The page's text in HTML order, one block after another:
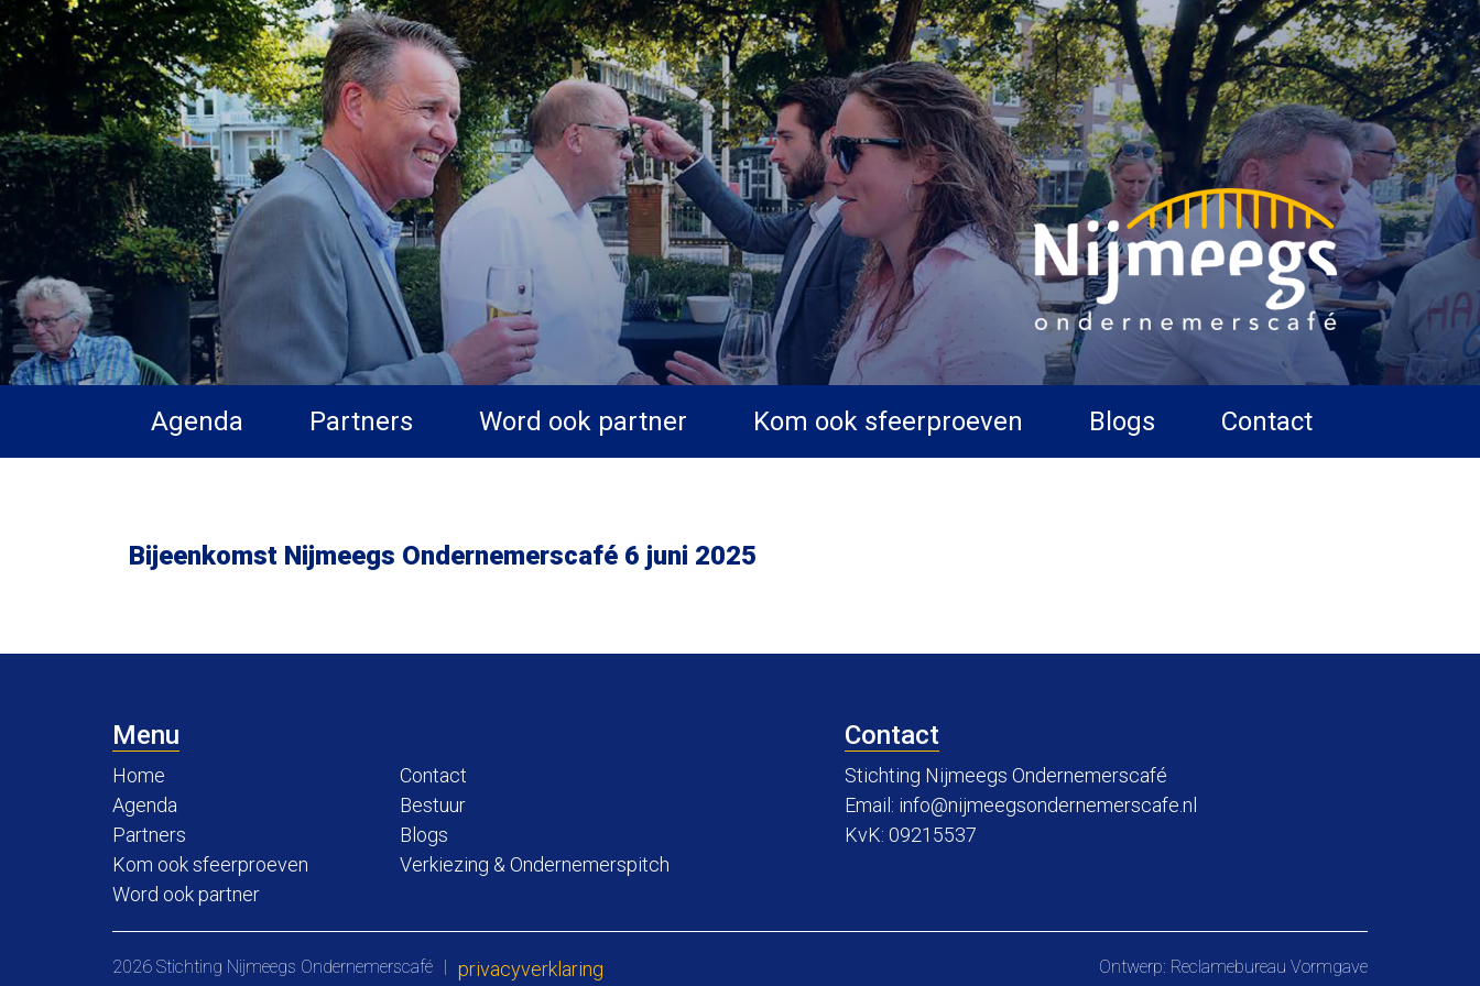
Agenda Partners Word ook partner Kom ook sfeerproeven Blogs Contact
Bijeenkomst Nijmeegs Ondernemerscafé 6 juni 2025
Menu
Home
Agenda
Partners
Kom ook sfeerproeven
Word ook partner
Contact
Bestuur
Blogs
Verkiezing & Ondernemerspitch
Contact
Stichting Nijmeegs Ondernemerscafé
Email: info@nijmeegsondernemerscafe.nl
KvK: 09215537
2026 Stichting Nijmeegs Ondernemerscafé | privacyverklaring Ontwerp: Reclamebureau Vormgave